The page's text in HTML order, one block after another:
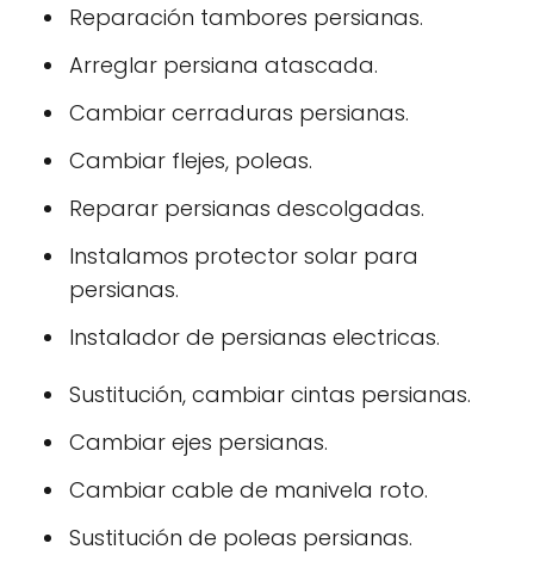
Reparación tambores persianas.
Arreglar persiana atascada.
Cambiar cerraduras persianas.
Cambiar flejes, poleas.
Reparar persianas descolgadas.
Instalamos protector solar para
persianas.
Instalador de persianas electricas.
Sustitución, cambiar cintas persianas.
Cambiar ejes persianas.
Cambiar cable de manivela roto.
Sustitución de poleas persianas.